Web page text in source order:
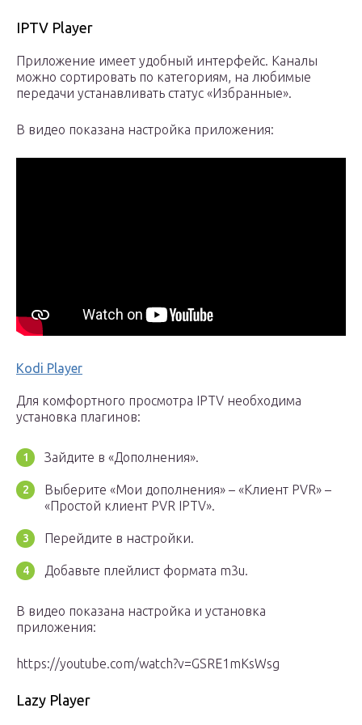
IPTV Player
Приложение имеет удобный интерфейс. Каналы
можно сортировать по категориям, на любимые
передачи устанавливать статус «Избранные».
В видео показана настройка приложения:
Kodi Player
Для комфортного просмотра IPTV необходима
установка плагинов:
Зайдите в «Дополнения».
Выберите «Мои дополнения» – «Клиент PVR» –
«Простой клиент PVR IPTV».
Перейдите в настройки.
Добавьте плейлист формата m3u.
В видео показана настройка и установка
приложения:
https://youtube.com/watch?v=GSRE1mKsWsg
Lazy Player